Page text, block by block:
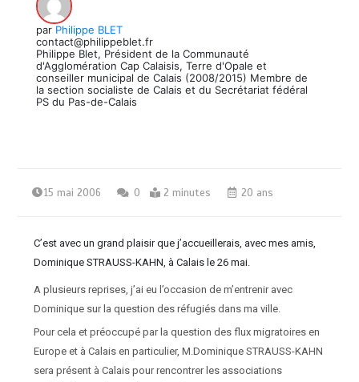
par Philippe BLET
contact@philippeblet.fr
Philippe Blet, Président de la Communauté
d'Agglomération Cap Calaisis, Terre d'Opale et
conseiller municipal de Calais (2008/2015) Membre de
la section socialiste de Calais et du Secrétariat fédéral
PS du Pas-de-Calais
15 mai 2006 0 2 minutes 20 ans
C’est avec un grand plaisir que j’accueillerais, avec mes amis,
Dominique STRAUSS-KAHN, à Calais le 26 mai.
A plusieurs reprises, j’ai eu l’occasion de m’entrenir avec
Dominique sur la question des réfugiés dans ma ville.
Pour cela etpréoccupé par la question des flux migratoires en
Europe et à Calais en particulier, M.Dominique STRAUSS-KAHN
sera présent à Calais pour rencontrer les associations